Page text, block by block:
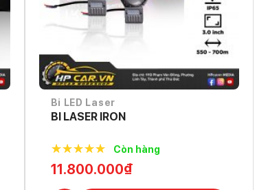
Bi LED Laser
BI LASER IRON
11.800.000₫
5.0 out of
5
Còn hàng